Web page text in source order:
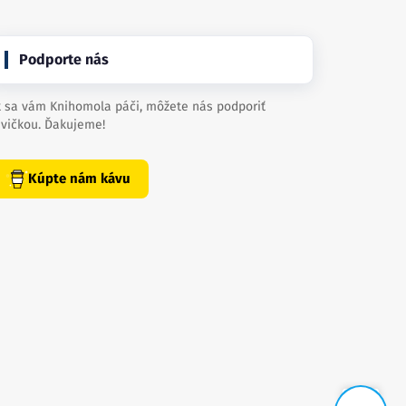
Podporte nás
sa vám Knihomola páči, môžete nás podporiť
Ďakujeme!
Kúpte nám kávu